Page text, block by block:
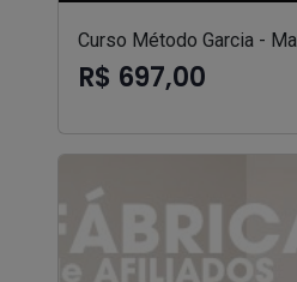
Curso Método Garcia -
R$ 697,00